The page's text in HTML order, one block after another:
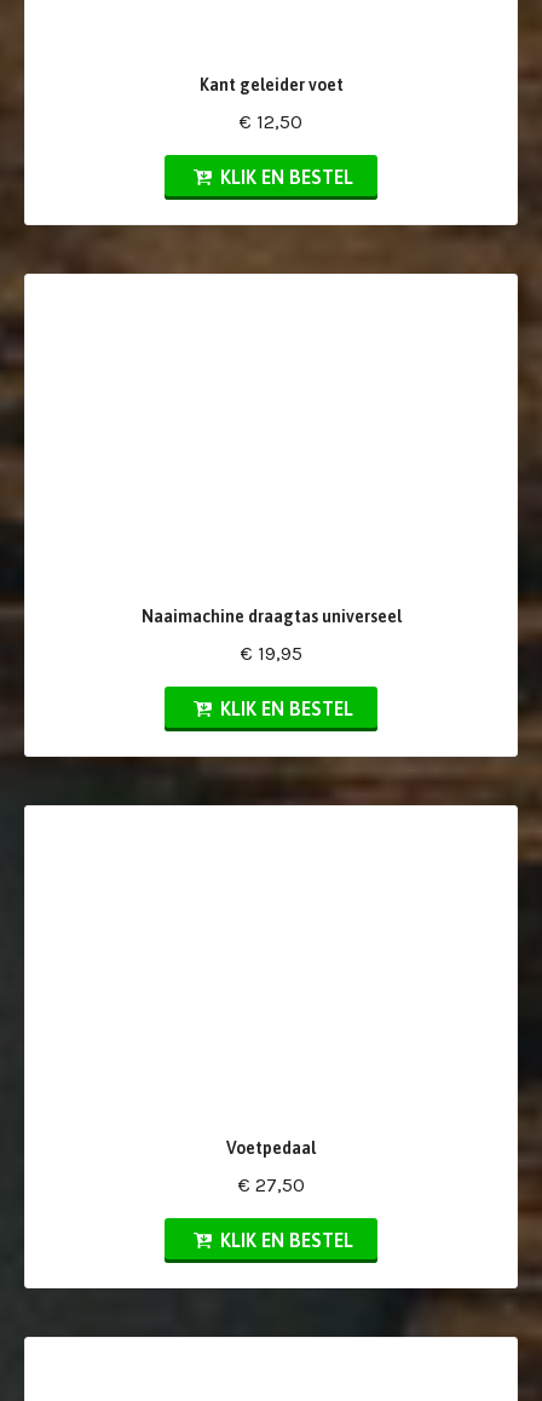
Kant geleider voet
€ 12,50
KLIK EN BESTEL
Naaimachine draagtas universeel
€ 19,95
KLIK EN BESTEL
Voetpedaal
€ 27,50
KLIK EN BESTEL